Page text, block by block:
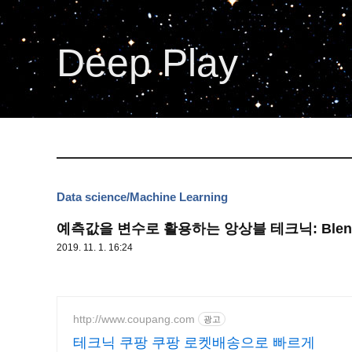
Deep Play
Data science/Machine Learning
예측값을 변수로 활용하는 앙상블 테크닉:
2019. 11. 1. 16:24
http://www.coupang.com 광고
테크닉 쿠팡 쿠팡 로켓배송으로 빠르게